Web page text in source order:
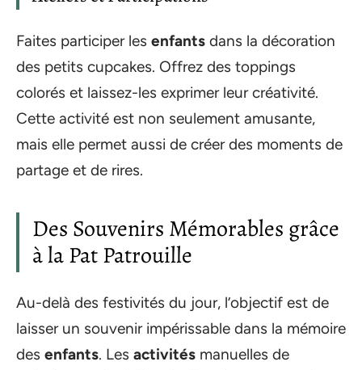
Faites participer les enfants dans la décoration
des petits cupcakes. Offrez des toppings
colorés et laissez-les exprimer leur créativité.
Cette activité est non seulement amusante,
mais elle permet aussi de créer des moments de
partage et de rires.
Des Souvenirs Mémorables grâce
à la Pat Patrouille
Au-delà des festivités du jour, l’objectif est de
laisser un souvenir impérissable dans la mémoire
des enfants. Les activités manuelles de